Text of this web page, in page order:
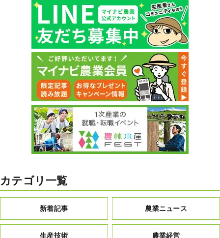
カテゴリ一覧
新着記事 農業ニュース
生産技術 農業経営